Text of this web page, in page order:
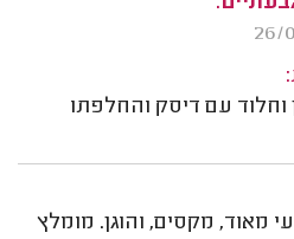
וחלוד עם דיסק והחלפתו
מאוד, מקסים, והוגן. מומלץ